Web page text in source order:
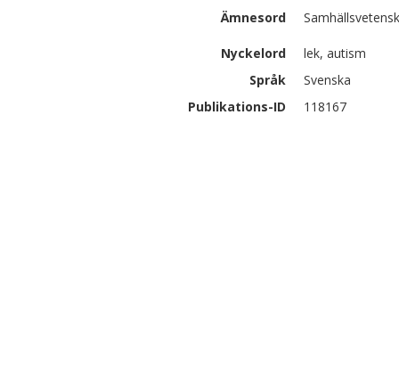
Ämnesord
Nyckelord
lek, autism
Språk
Svenska
Publikations-ID
118167